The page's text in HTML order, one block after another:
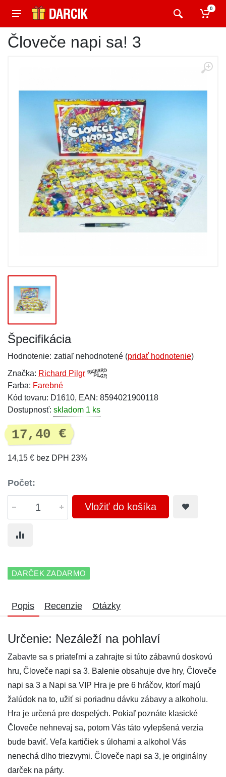
0
Človeče napi sa! 3
Špecifikácia
Hodnotenie: zatiaľ nehodnotené (pridať hodnotenie)
Značka: Richard Pilgr
Farba: Farebné
Kód tovaru: D1610, EAN: 8594021900118
Dostupnosť: skladom 1 ks
17,40 €
14,15 € bez DPH 23%
Počet:
Vložiť do košíka
DARČEK ZADARMO
Popis Recenzie Otázky
Určenie: Nezáleží na pohlaví
Zabavte sa s priateľmi a zahrajte si túto zábavnú doskovú
hru, Človeče napi sa 3. Balenie obsahuje dve hry, Človeče
napi sa 3 a Napi sa VIP Hra je pre 6 hráčov, ktorí majú
žalúdok na to, užiť si poriadnu dávku zábavy a alkoholu.
Hra je určená pre dospelých. Pokiaľ poznáte klasické
Človeče nehnevaj sa, potom Vás táto vylepšená verzia
bude baviť. Veľa kartičiek s úlohami a alkohol Vás
nenechá dlho triezvymi. Človeče napi sa 3, je originálny
darček na párty.